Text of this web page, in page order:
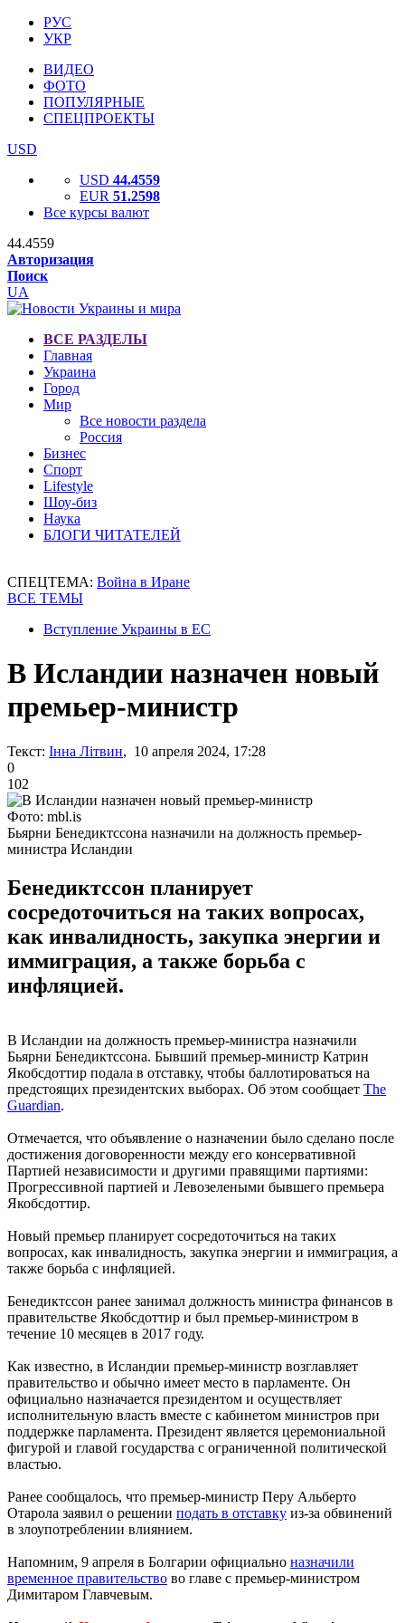
РУС
УКР
ВИДЕО
ФОТО
ПОПУЛЯРНЫЕ
СПЕЦПРОЕКТЫ
USD
USD 44.4559
EUR 51.2598
Все курсы валют
44.4559
Авторизация
Поиск
UA
ВСЕ РАЗДЕЛЫ
Главная
Украина
Город
Мир
Все новости раздела
Россия
Бизнес
Спорт
Lifestyle
Шоу-биз
Наука
БЛОГИ ЧИТАТЕЛЕЙ
СПЕЦТЕМА: Война в Иране
ВСЕ ТЕМЫ
Вступление Украины в ЕС
В Исландии назначен новый
премьер-министр
Текст: Інна Літвин, 10 апреля 2024, 17:28
0
102
Фото: mbl.is
Бьярни Бенедиктссона назначили на должность премьер-
министра Исландии
Бенедиктссон планирует
сосредоточиться на таких вопросах,
как инвалидность, закупка энергии и
иммиграция, а также борьба с
инфляцией.
В Исландии на должность премьер-министра назначили
Бьярни Бенедиктссона. Бывший премьер-министр Катрин
Якобсдоттир подала в отставку, чтобы баллотироваться на
предстоящих президентских выборах. Об этом сообщает The
Guardian.
Отмечается, что объявление о назначении было сделано после
достижения договоренности между его консервативной
Партией независимости и другими правящими партиями:
Прогрессивной партией и Левозелеными бывшего премьера
Якобсдоттир.
Новый премьер планирует сосредоточиться на таких
вопросах, как инвалидность, закупка энергии и иммиграция, а
также борьба с инфляцией.
Бенедиктссон ранее занимал должность министра финансов в
правительстве Якобсдоттир и был премьер-министром в
течение 10 месяцев в 2017 году.
Как известно, в Исландии премьер-министр возглавляет
правительство и обычно имеет место в парламенте. Он
официально назначается президентом и осуществляет
исполнительную власть вместе с кабинетом министров при
поддержке парламента. Президент является церемониальной
фигурой и главой государства с ограниченной политической
властью.
Ранее сообщалось, что премьер-министр Перу Альберто
Отарола заявил о решении подать в отставку из-за обвинений
в злоупотреблении влиянием.
Напомним, 9 апреля в Болгарии официально назначили
временное правительство во главе с премьер-министром
Димитаром Главчевым.